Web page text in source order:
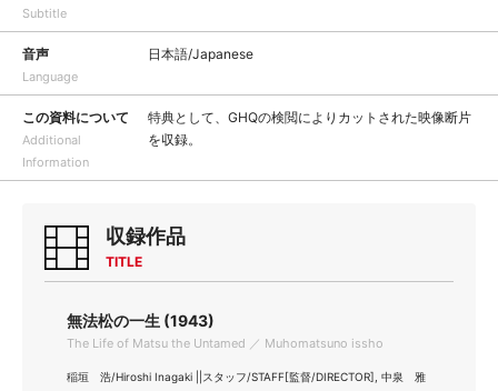
Subtitle
音声
Language
日本語/Japanese
この資料について
Additional
Information
特典として、GHQの検閲によりカットされた映像断片
を収録。
収録作品
TITLE
無法松の一生 (1943)
The Life of Matsu the Untamed ／ Muhomatsuno issho
稲垣 浩/Hiroshi Inagaki ||スタッフ/STAFF[監督/DIRECTOR], 中泉 雅